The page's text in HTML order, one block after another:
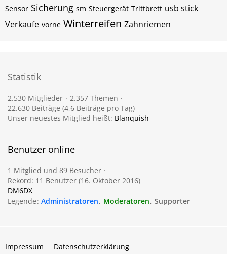
Sensor Sicherung sm Steuergerät Trittbrett usb stick
Verkaufe vorne Winterreifen Zahnriemen
Statistik
2.530 Mitglieder
2.357 Themen
22.630 Beiträge (4,6 Beiträge pro Tag)
Unser neuestes Mitglied heißt: Blanquish
Benutzer online
1 Mitglied und 89 Besucher
Rekord: 11 Benutzer (16. Oktober 2016)
DM6DX
Legende Administratoren Moderatoren Supporter
Impressum Datenschutzerklärung